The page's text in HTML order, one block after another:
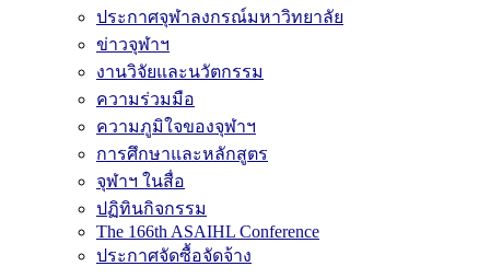
ประกาศจุฬาลงกรณ์มหาวิทยาลัย
ข่าวจุฬาฯ
งานวิจัยและนวัตกรรม
ความร่วมมือ
ความภูมิใจของจุฬาฯ
การศึกษาและหลักสูตร
จุฬาฯ ในสื่อ
ปฏิทินกิจกรรม
The 166th ASAIHL Conference
ประกาศจัดซื้อจัดจ้าง